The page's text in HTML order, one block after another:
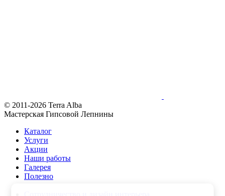
© 2011-2026 Terra Alba
Мастерская Гипсовой Лепнины
Каталог
Услуги
Акции
Наши работы
Галерея
Полезно